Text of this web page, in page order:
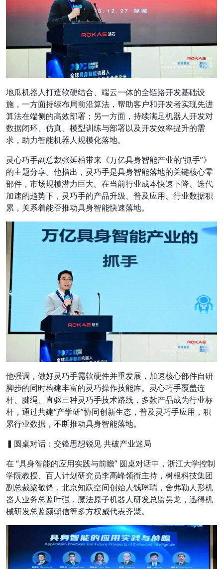
地瓜机器人打造软硬结合、端云一体的全链路开发基础设
施，一方面持续布局前沿算法，帮助客户和开发者实现先进
算法在端侧的高效部署；另一方面，持续满足机器人开发对
数据闭环、仿真、模型训练与部署以及开发效率提升的需
求，助力智能机器人规模化落地。
灵心巧手副总裁张延柏带来 《万亿具身智能产业的“抓手”》
的主题分享。他指出，灵巧手是具身智能落地的关键核心零
部件，市场规模潜力巨大。在当前行业成本快速下降、迭代
加速的趋势下，灵巧手的产品升级、普及应用、行业数据积
累，关系着能否推动具身智能快速落地。
他强调，做好灵巧手需软硬件并重发展，加速核心部件自研
脚步的同时构建丰富的灵巧操作技能库。灵心巧手覆盖连
杆、腱绳、直驱三种灵巧手技术路线，多款产品成为行业标
杆，通过共建“产学研”协同创新生态，普及灵巧手应用，积
累行业数据，不断推动具身智能落地。
▍圆桌对话：交锋思想锐见 共破产业迷局
在 “具身智能的应用实践与前瞻” 圆桌对话中， 浙江大学控制
学院教授、百人计划研究员李高峰领衔主持， 树根科技集团
副总裁梁敬锋，北京知跃空间创始人钱琳瑞，舍弗勒人形机
器人业务总监叶强，魔法原子机器人研发总监吴龙，迅得机
械研发总监颜朝信等多方权威代表齐聚。